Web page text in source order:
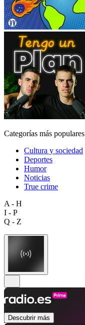
Categorías más populares
Cultura y sociedad
Deportes
Humor
Noticias
True crime
A - H
I - P
Q - Z
Descubrir más